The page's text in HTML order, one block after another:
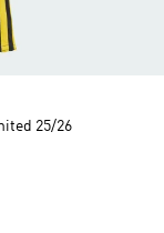
25/26